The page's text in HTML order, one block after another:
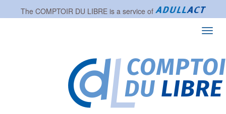
The COMPTOIR DU LIBREis a service of